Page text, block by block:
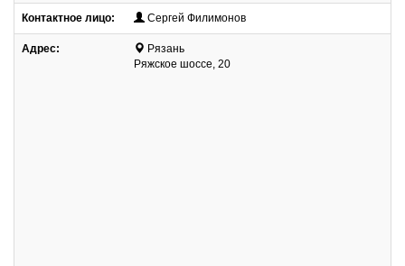
Контактное лицо: Сергей Филимонов
Адрес:
Рязань
Ряжское шоссе, 20